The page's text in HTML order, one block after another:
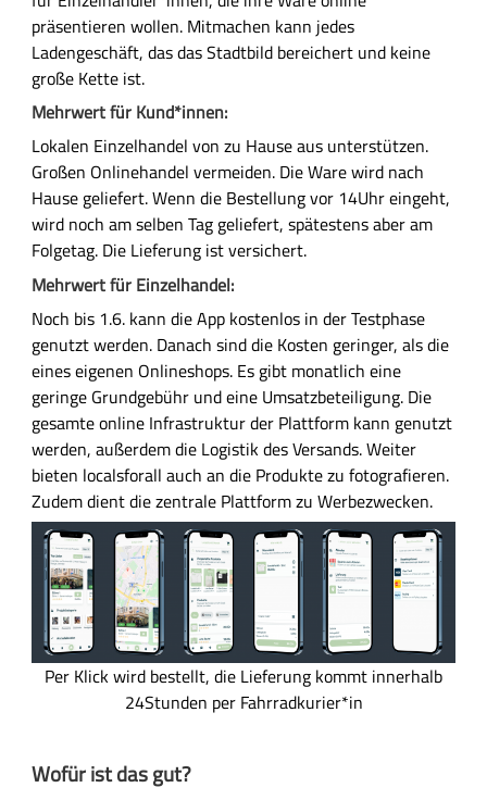
n
l
o
c
a
l
s
f
o
r
a
l
l
präsentieren wollen. Mitmachen kann jedes
Ladengeschäft, das das Stadtbild bereichert und keine
große Kette ist.
Mehrwert für Kund*innen:
Lokalen Einzelhandel von zu Hause aus unterstützen.
Großen Onlinehandel vermeiden. Die Ware wird nach
Hause geliefert. Wenn die Bestellung vor 14Uhr eingeht,
wird noch am selben Tag geliefert, spätestens aber am
Folgetag. Die Lieferung ist versichert.
Mehrwert für Einzelhandel:
Noch bis 1.6. kann die App kostenlos in der Testphase
genutzt werden. Danach sind die Kosten geringer, als die
eines eigenen Onlineshops. Es gibt monatlich eine
geringe Grundgebühr und eine Umsatzbeteiligung. Die
gesamte online Infrastruktur der Plattform kann genutzt
werden, außerdem die Logistik des Versands. Weiter
bieten localsforall auch an die Produkte zu fotografieren.
Zudem dient die zentrale Plattform zu Werbezwecken.
o
Per Klick wird bestellt, die Lieferung kommt innerhalb
24Stunden per Fahrradkurier*in
Wofür ist das gut?